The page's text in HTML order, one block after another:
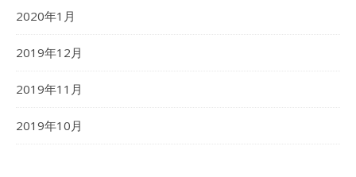
2020年1月
2019年12月
2019年11月
2019年10月